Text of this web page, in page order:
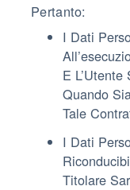
Pertanto:
I Dati
E
Quando
Tale
I Dati
Titolare